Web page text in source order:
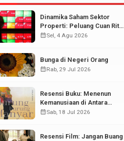
Dinamika Saham Sektor
Properti: Peluang Cuan Ritel
di Tengah Fluktuasi Pasar
calendar_monthSel, 4 Agu 2026
Bunga di Negeri Orang
calendar_monthRab, 29 Jul 2026
Resensi Buku: Menenun
Kemanusiaan di Antara
Puing Sejarah
calendar_monthSab, 18 Jul 2026
Resensi Film: Jangan Buang